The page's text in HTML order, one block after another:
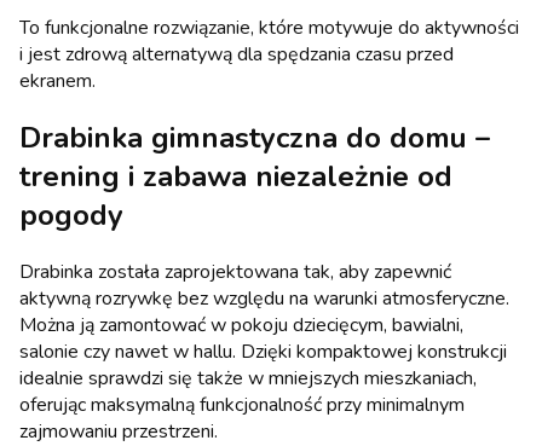
To funkcjonalne rozwiązanie, które motywuje do aktywności
i jest zdrową alternatywą dla spędzania czasu przed
ekranem.
Drabinka gimnastyczna do domu –
trening i zabawa niezależnie od
pogody
Drabinka została zaprojektowana tak, aby zapewnić
aktywną rozrywkę bez względu na warunki atmosferyczne.
Można ją zamontować w pokoju dziecięcym, bawialni,
salonie czy nawet w hallu. Dzięki kompaktowej konstrukcji
idealnie sprawdzi się także w mniejszych mieszkaniach,
oferując maksymalną funkcjonalność przy minimalnym
zajmowaniu przestrzeni.